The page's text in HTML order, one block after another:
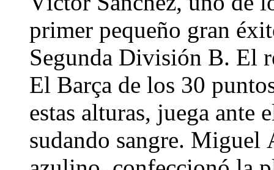
primer pequeño gran
Segunda División B. El
El Barça de los 30
estas alturas, juega ante
sudando sangre.